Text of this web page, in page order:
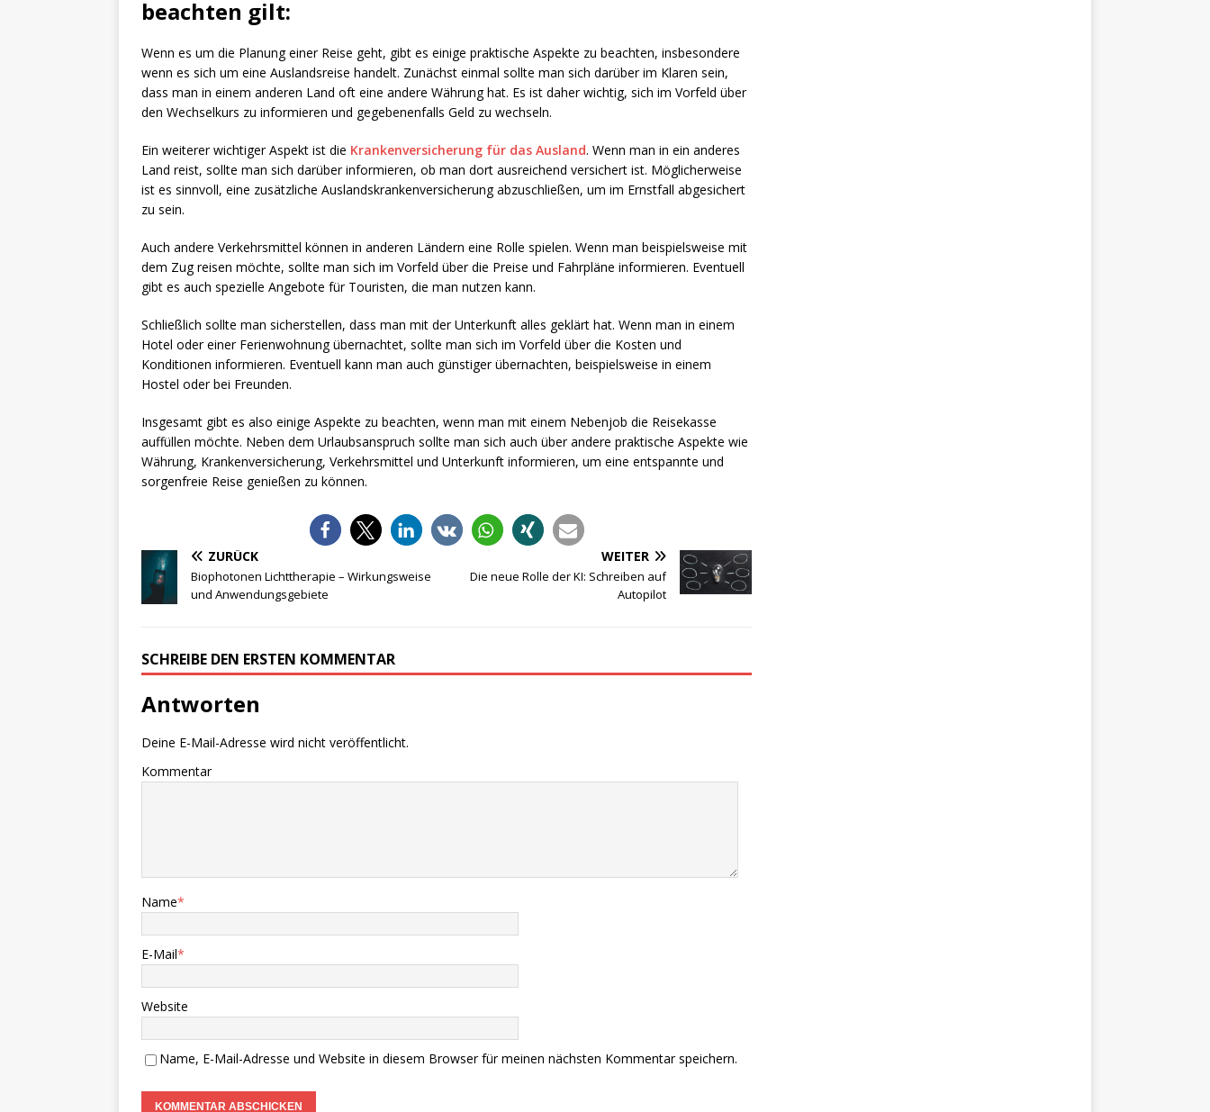
beachten gilt:
Wenn es um die Planung einer Reise geht, gibt es einige praktische Aspekte zu beachten, insbesondere
wenn es sich um eine Auslandsreise handelt. Zunächst einmal sollte man sich darüber im Klaren sein,
dass man in einem anderen Land oft eine andere Währung hat. Es ist daher wichtig, sich im Vorfeld über
den Wechselkurs zu informieren und gegebenenfalls Geld zu wechseln.
Ein weiterer wichtiger Aspekt ist die Krankenversicherung für das Ausland. Wenn man in ein anderes
Land reist, sollte man sich darüber informieren, ob man dort ausreichend versichert ist. Möglicherweise
ist es sinnvoll, eine zusätzliche Auslandskrankenversicherung abzuschließen, um im Ernstfall abgesichert
zu sein.
Auch andere Verkehrsmittel können in anderen Ländern eine Rolle spielen. Wenn man beispielsweise mit
dem Zug reisen möchte, sollte man sich im Vorfeld über die Preise und Fahrpläne informieren. Eventuell
gibt es auch spezielle Angebote für Touristen, die man nutzen kann.
Schließlich sollte man sicherstellen, dass man mit der Unterkunft alles geklärt hat. Wenn man in einem
Hotel oder einer Ferienwohnung übernachtet, sollte man sich im Vorfeld über die Kosten und
Konditionen informieren. Eventuell kann man auch günstiger übernachten, beispielsweise in einem
Hostel oder bei Freunden.
Insgesamt gibt es also einige Aspekte zu beachten, wenn man mit einem Nebenjob die Reisekasse
auffüllen möchte. Neben dem Urlaubsanspruch sollte man sich auch über andere praktische Aspekte wie
Währung, Krankenversicherung, Verkehrsmittel und Unterkunft informieren, um eine entspannte und
sorgenfreie Reise genießen zu können.
ZURÜCK
Biophotonen Lichttherapie – Wirkungsweise
und Anwendungsgebiete
WEITER
Die neue Rolle der KI: Schreiben auf
Autopilot
SCHREIBE DEN ERSTEN KOMMENTAR
Antworten
Deine E-Mail-Adresse wird nicht veröffentlicht.
Kommentar
Name*
E-Mail*
Website
Name, E-Mail-Adresse und Website in diesem Browser für meinen nächsten Kommentar speichern.